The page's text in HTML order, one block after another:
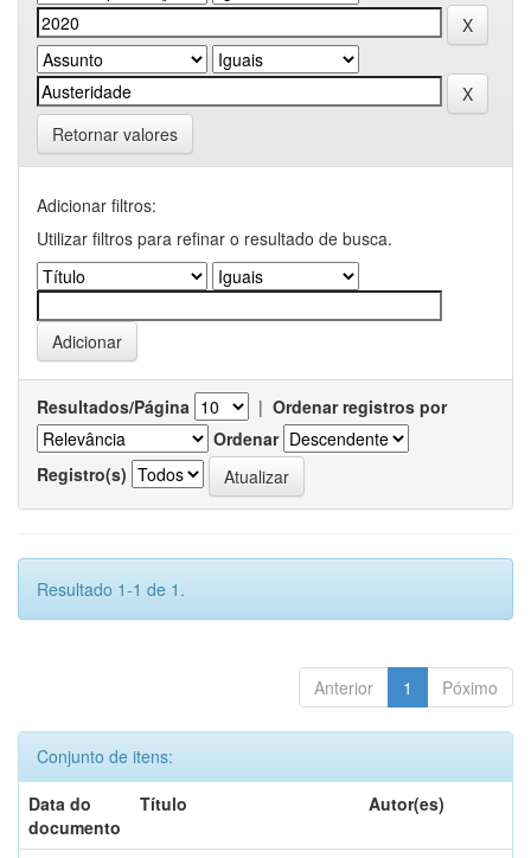
Retornar valores
Adicionar filtros:
Utilizar filtros para refinar o resultado de busca.
Resultados/Página | Ordenar registros por
Ordenar
Registro(s)
Resultado 1-1 de 1.
Anterior 1 Póximo
Conjunto de itens:
Data do
documento
Título Autor(es)